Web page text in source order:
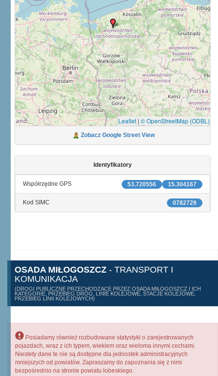
Leaflet | © OpenStreetMap (ODBL)
Zobacz Google Street View
Identyfikatory
15.304167
53.720556
Współrzędne GPS
0782729
Kod SIMC
OSADA MIŁOGOSZCZ - TRANSPORT I
KOMUNIKACJA
(DROGI PUBLICZNE PRZECHODZĄCE PRZEZ OSADA MIŁOGOSZCZ I ICH
KATEGORIE, PRZEBIEG DRÓG, LINIE KOLEJOWE, STACJE KOLEJOWE,
PRZEBIEG LINII KOLEJOWYCH)
Posiadamy również rozbudowane statystyki o zarejestrowanych
pojazdach, wraz z ich typem, wiekiem oraz wieloma innymi cechami.
Niestety dane te nie są dostępne dla jednostek administracyjnych
mniejszych od powiatów. Zapraszamy do zapoznania się z nimi
bezpośrednio na stronie powiatu łobeskiego.